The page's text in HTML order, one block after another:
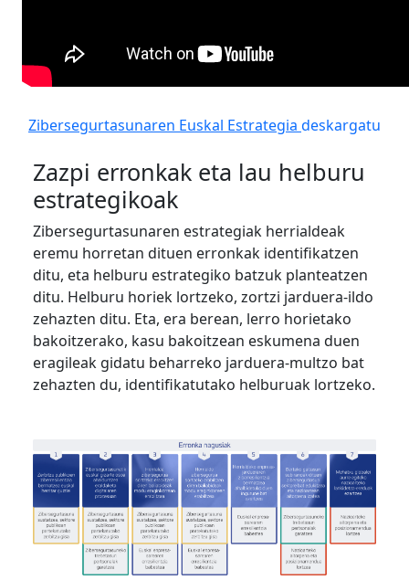
Zibersegurtasunaren Euskal Estrategia deskargatu
Zazpi erronkak eta lau helburu
estrategikoak
Zibersegurtasunaren estrategiak herrialdeak
eremu horretan dituen erronkak identifikatzen
ditu, eta helburu estrategiko batzuk planteatzen
ditu. Helburu horiek lortzeko, zortzi jarduera-ildo
zehazten ditu. Eta, era berean, lerro horietako
bakoitzerako, kasu bakoitzean eskumena duen
eragileak gidatu beharreko jarduera-multzo bat
zehazten du, identifikatutako helburuak lortzeko.